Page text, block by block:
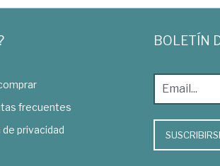
frecuentes
de privacidad
BOLETÍN